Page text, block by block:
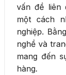
vấn đề liên
một cách
nghiệp.
nghề và
mang đến
hàng.